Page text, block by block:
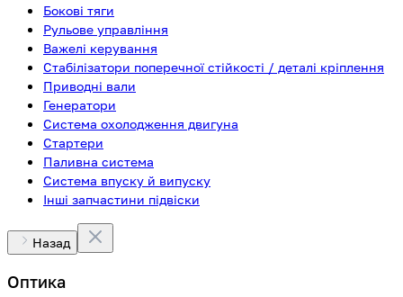
Бокові тяги
Рульове управління
Важелі керування
Стабілізатори поперечної стійкості / деталі кріплення
Приводні вали
Генератори
Система охолодження двигуна
Стартери
Паливна система
Система впуску й випуску
Інші запчастини підвіски
Назад
Оптика